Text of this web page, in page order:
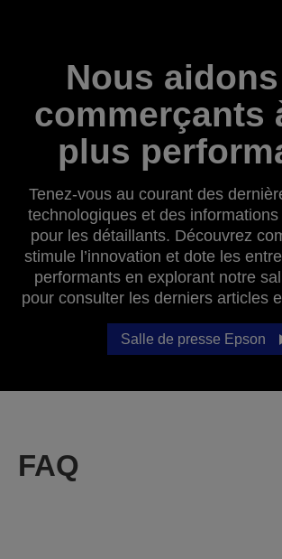
Nous
commerçants
plus
Tenez-vous au courant des
technologiques et des
pour les détaillants. Découvrez
stimule l’innovation et dote les
performants en explorant notre
pour consulter les derniers articles
Salle de presse Epson
FAQ